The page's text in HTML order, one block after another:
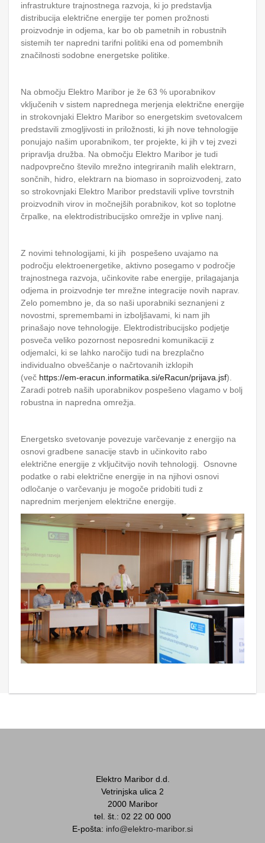
infrastrukture trajnostnega razvoja, ki jo predstavlja
distribucija električne energije ter pomen prožnosti
proizvodnje in odjema, kar bo ob pametnih in robustnih
sistemih ter napredni tarifni politiki ena od pomembnih
značilnosti sodobne energetske politike.
Na območju Elektro Maribor je že 63 % uporabnikov
vključenih v sistem naprednega merjenja električne energije
in strokovnjaki Elektro Maribor so energetskim svetovalcem
predstavili zmogljivosti in priložnosti, ki jih nove tehnologije
ponujajo našim uporabnikom, ter projekte, ki jih v tej zvezi
pripravlja družba. Na območju Elektro Maribor je tudi
nadpovprečno število mrežno integriranih malih elektrarn,
sončnih, hidro, elektrarn na biomaso in soproizvodenj, zato
so strokovnjaki Elektro Maribor predstavili vplive tovrstnih
proizvodnih virov in močnejših porabnikov, kot so toplotne
črpalke, na elektrodistribucijsko omrežje in vplive nanj.
Z novimi tehnologijami, ki jih pospešeno uvajamo na
področju elektroenergetike, aktivno posegamo v področje
trajnostnega razvoja, učinkovite rabe energije, prilagajanja
odjema in proizvodnje ter mrežne integracije novih naprav.
Zelo pomembno je, da so naši uporabniki seznanjeni z
novostmi, spremembami in izboljšavami, ki nam jih
prinašajo nove tehnologije. Elektrodistribucijsko podjetje
posveča veliko pozornost neposredni komunikaciji z
odjemalci, ki se lahko naročijo tudi na brezplačno
individualno obveščanje o načrtovanih izklopih
(več https://em-eracun.informatika.si/eRacun/prijava.jsf).
Zaradi potreb naših uporabnikov pospešeno vlagamo v bolj
robustna in napredna omrežja.
Energetsko svetovanje povezuje varčevanje z energijo na
osnovi gradbene sanacije stavb in učinkovito rabo
električne energije z vključitvijo novih tehnologij. Osnovne
podatke o rabi električne energije in na njihovi osnovi
odločanje o varčevanju je mogoče pridobiti tudi z
naprednim merjenjem električne energije.
Elektro Maribor d.d.
Vetrinjska ulica 2
2000 Maribor
tel. št.: 02 22 00 000
E-pošta: info@elektro-maribor.si